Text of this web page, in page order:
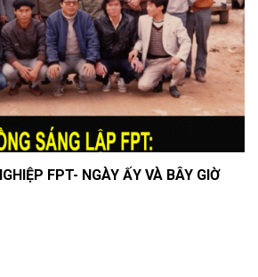
FPT- NGÀY ẤY VÀ BÂY GIỜ